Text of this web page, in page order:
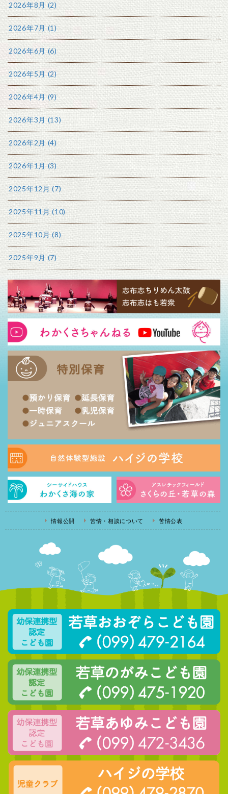
2026年8月 (2)
2026年7月 (1)
2026年6月 (6)
2026年5月 (2)
2026年4月 (9)
2026年3月 (13)
2026年2月 (4)
2026年1月 (3)
2025年12月 (7)
2025年11月 (10)
2025年10月 (8)
2025年9月 (7)
情報公開 苦情・相談について 苦情公表